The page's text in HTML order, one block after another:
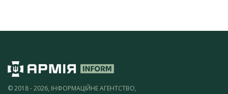
© 2018 - 2026, ІНФОРМАЦІЙНЕ АГЕНТСТВО,